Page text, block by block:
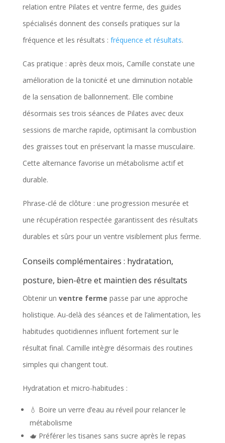
relation entre Pilates et ventre ferme, des guides
spécialisés donnent des conseils pratiques sur la
fréquence et les résultats : fréquence et résultats.
Cas pratique : après deux mois, Camille constate une
amélioration de la tonicité et une diminution notable
de la sensation de ballonnement. Elle combine
désormais ses trois séances de Pilates avec deux
sessions de marche rapide, optimisant la combustion
des graisses tout en préservant la masse musculaire.
Cette alternance favorise un métabolisme actif et
durable.
Phrase-clé de clôture : une progression mesurée et
une récupération respectée garantissent des résultats
durables et sûrs pour un ventre visiblement plus ferme.
Conseils complémentaires : hydratation,
posture, bien-être et maintien des résultats
Obtenir un ventre ferme passe par une approche
holistique. Au-delà des séances et de l’alimentation, les
habitudes quotidiennes influent fortement sur le
résultat final. Camille intègre désormais des routines
simples qui changent tout.
Hydratation et micro-habitudes :
💧 Boire un verre d’eau au réveil pour relancer le
métabolisme
🫖 Préférer les tisanes sans sucre après le repas